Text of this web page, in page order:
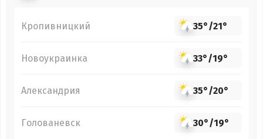
Кропивницкий 35°/21°
Новоукраинка 33°/19°
Александрия 35°/20°
Голованевск 30°/19°